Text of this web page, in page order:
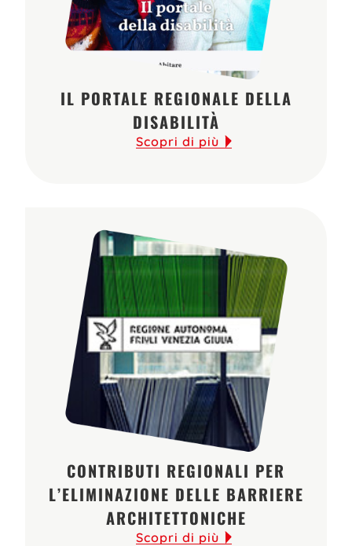
IL PORTALE REGIONALE DELLA
DISABILITÀ
Scopri di più
CONTRIBUTI REGIONALI PER
L’ELIMINAZIONE DELLE BARRIERE
ARCHITETTONICHE
Scopri di più